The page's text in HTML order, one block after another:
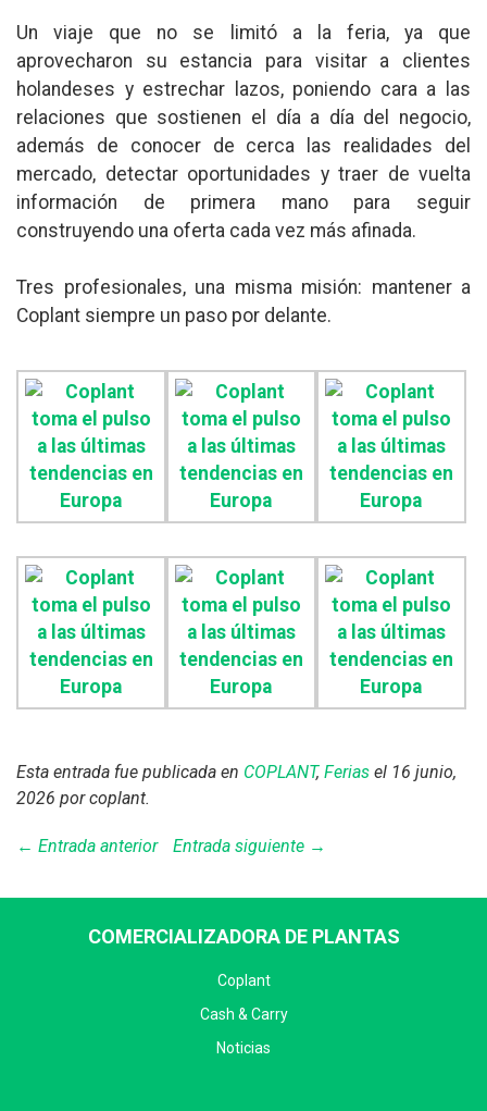
Un viaje que no se limitó a la feria, ya que
aprovecharon su estancia para visitar a clientes
holandeses y estrechar lazos, poniendo cara a las
relaciones que sostienen el día a día del negocio,
además de conocer de cerca las realidades del
mercado, detectar oportunidades y traer de vuelta
información de primera mano para seguir
construyendo una oferta cada vez más afinada.
Tres profesionales, una misma misión: mantener a
Coplant siempre un paso por delante.
Esta entrada fue publicada en COPLANT, Ferias el 16 junio,
2026 por coplant.
← Entrada anterior Entrada siguiente →
COMERCIALIZADORA DE PLANTAS
Coplant
Cash & Carry
Noticias